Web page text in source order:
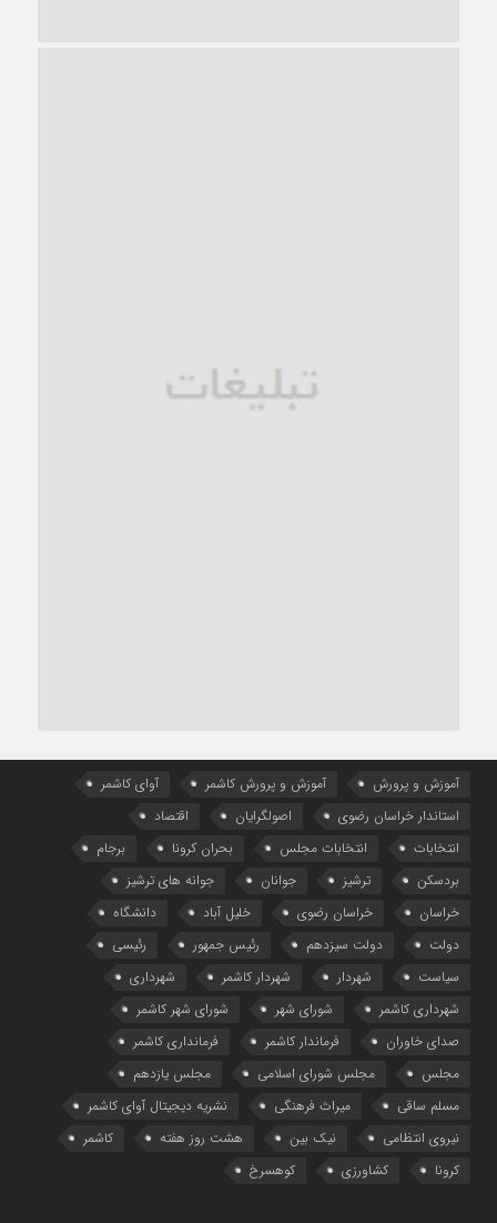
آموزش و پرورش آموزش و پرورش کاشمر
آوای کاشمر
استاندار خراسان رضوی
اصولگرایان
اقتصاد
انتخابات
انتخابات مجلس بحران کرونا
برجام
بردسکن
ترشیز جوانان
جوانه های ترشیز
خراسان
خراسان رضوی خلیل آباد
دانشگاه
دولت
دولت سیزدهم رئیس جمهور
رئیسی
سیاست
شهردار شهردار کاشمر
شهرداری
شهرداری کاشمر
شورای شهر
شورای شهر کاشمر
صدای خاوران
فرماندار کاشمر
فرمانداری کاشمر
مجلس
مجلس شورای اسلامی
مجلس یازدهم
مسلم ساقی
میراث فرهنگی
نشریه دیجیتال آوای کاشمر
نیروی انتظامی
نیک بین هشت روز هفته
کاشمر
کرونا
کشاورزی کوهسرخ